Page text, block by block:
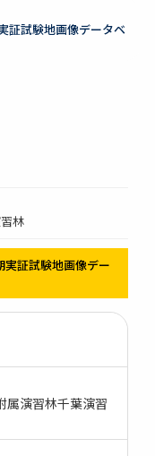
証試験地画像データベ
林
実証試験地画像デー
属演習林千葉演習